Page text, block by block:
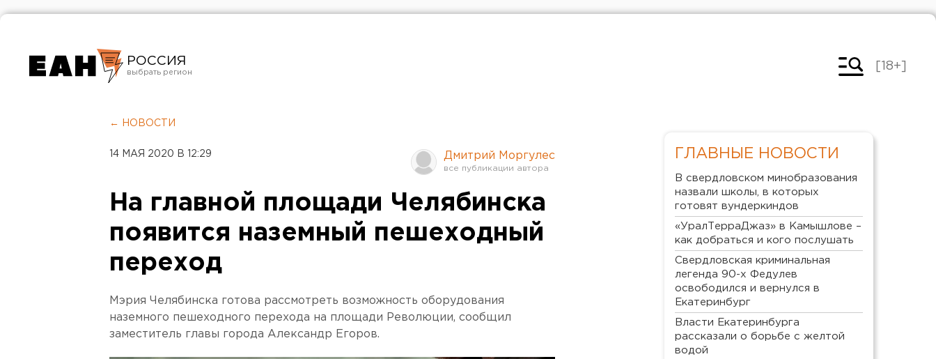
РОССИЯ
Челябинск
[18+]
← НОВОСТИ
14 МАЯ 2020 В 12:29 Дмитрий Моргулес
На главной площади Челябинска
появится наземный пешеходный
переход
Мэрия Челябинска готова рассмотреть возможность оборудования
наземного пешеходного перехода на площади Революции, сообщил
заместитель главы города Александр Егоров.
ГЛАВНЫЕ НОВОСТИ
В свердловском минобразования
назвали школы, в которых
готовят вундеркиндов
«УралТерраДжаз» в Камышлове –
как добраться и кого послушать
Свердловская криминальная
легенда 90-х Федулев
освободился и вернулся в
Екатеринбург
Власти Екатеринбурга
рассказали о борьбе с желтой
водой